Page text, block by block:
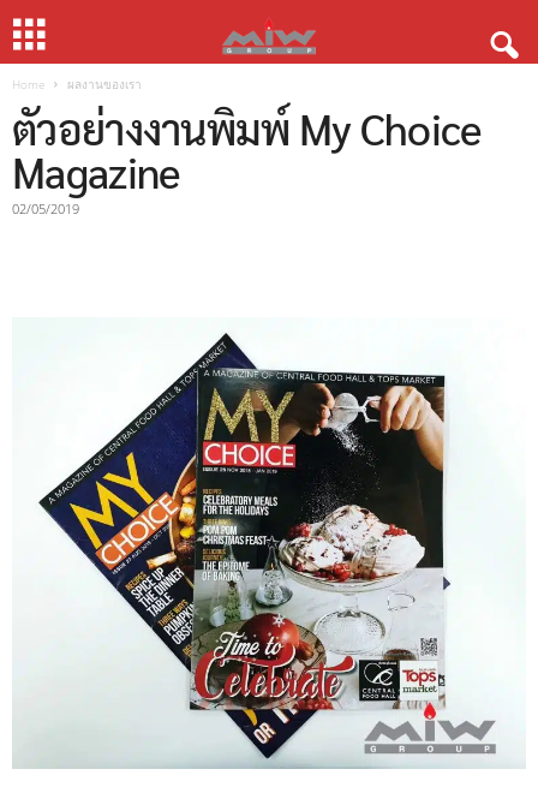
Home ผลงานของเรา
ตัวอย่างงานพิมพ์ My Choice
Magazine
02/05/2019